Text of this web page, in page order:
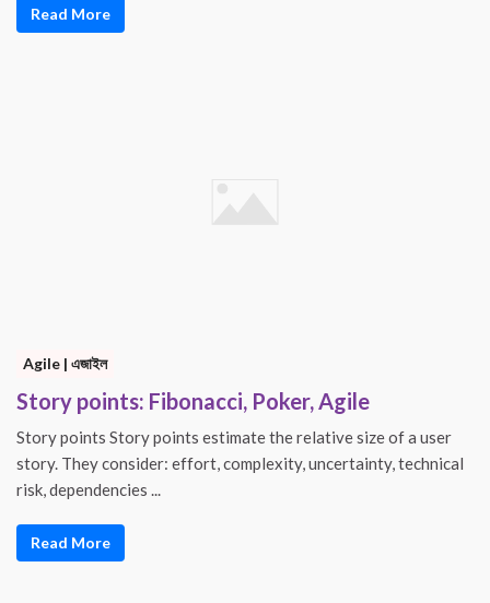
Read More
Agile | এজাইল
Story points: Fibonacci, Poker, Agile
Story points Story points estimate the relative size of a user
story. They consider: effort, complexity, uncertainty, technical
risk, dependencies ...
Read More